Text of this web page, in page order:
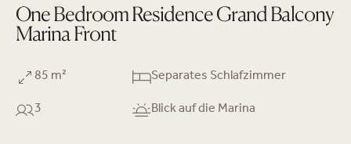
One Bedroom Residence Grand Balcony
Marina Front
85 m²
3
Separates Schlafzimmer
Blick auf die Marina